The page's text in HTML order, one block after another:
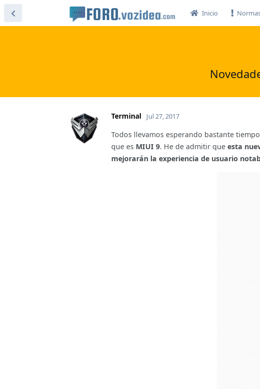
Inicio
Terminal Jul 27, 2017
Todos llevamos esperando bastante
que es MIUI 9. He de admitir que esta
mejorarán la experiencia de usuario